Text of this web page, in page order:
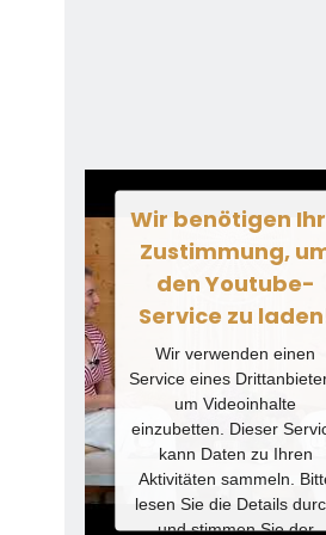
Wir benötigen
Zustimmung,
den Youtube-
Service zu
Wir verwenden einen
Service eines
um Videoinhalte
einzubetten. Dieser
kann Daten zu Ihren
Aktivitäten sammeln.
lesen Sie die Details
und stimmen Sie der